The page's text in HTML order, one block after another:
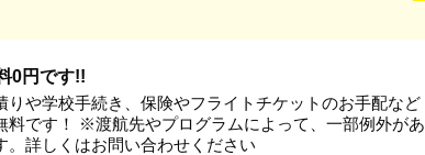
0円です!!
りや学校手続き、保険やフライトチケットのお手配など
料です！ ※渡航先やプログラムによって、一部例外があ
。詳しくはお問い合わせください